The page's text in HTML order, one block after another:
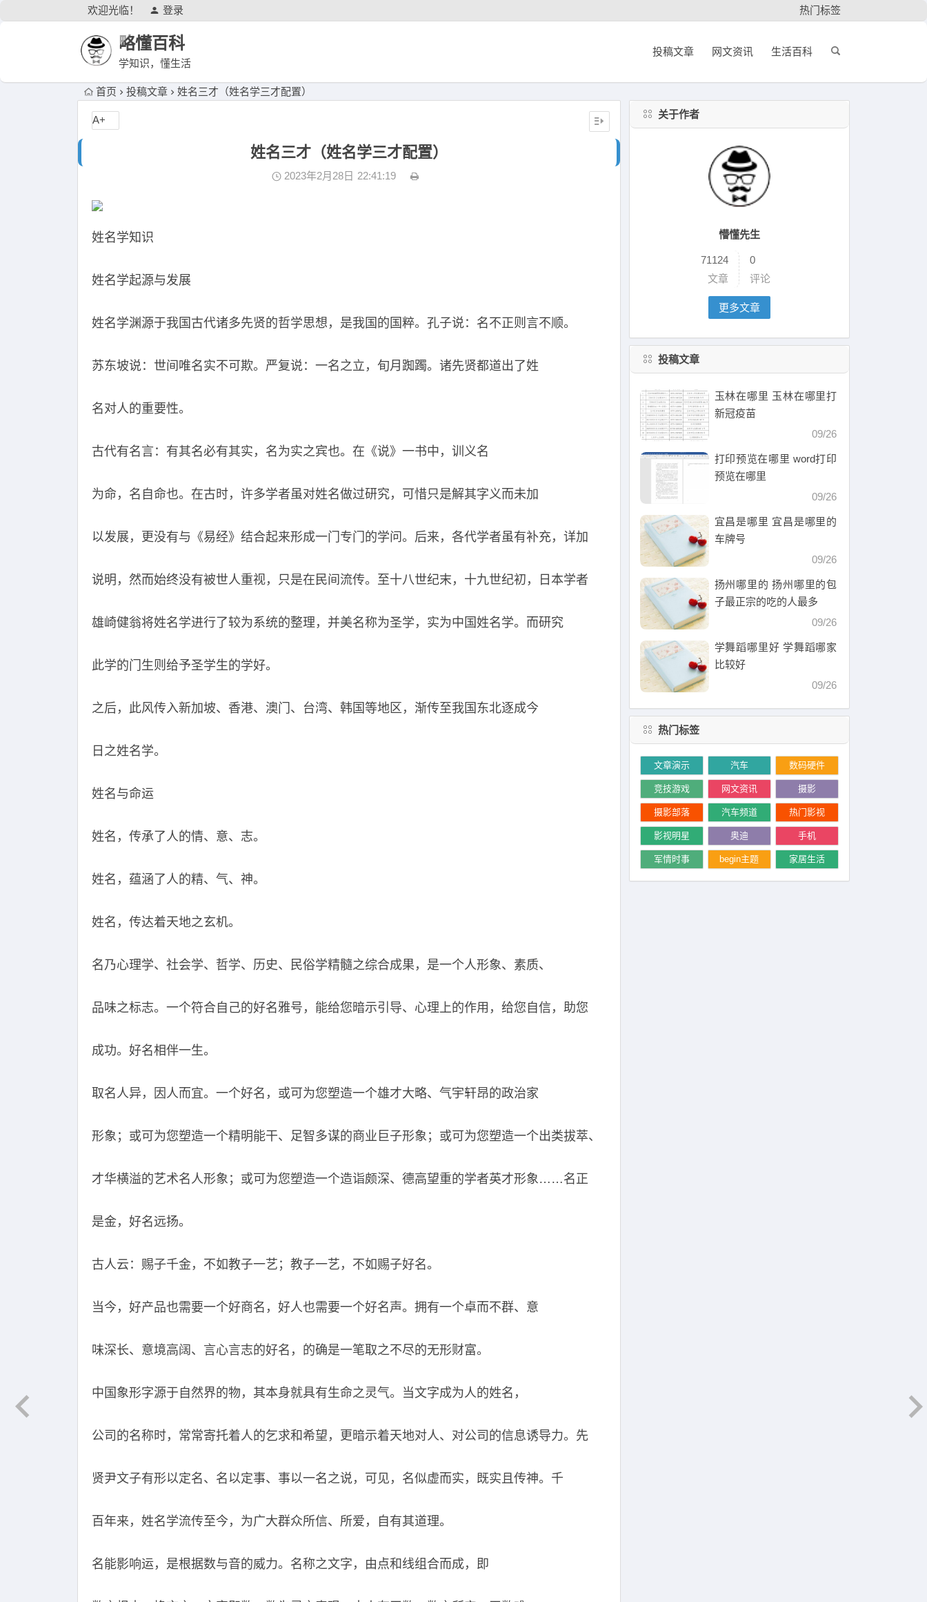
欢迎光临！ 登录 热门标签
略懂百科
学知识，懂生活
投稿文章 网文资讯 生活百科
首页 投稿文章 姓名三才（姓名学三才配置）
姓名三才（姓名学三才配置）
2023年2月28日 22:41:19
姓名学知识
姓名学起源与发展
姓名学渊源于我国古代诸多先贤的哲学思想，是我国的国粹。孔子说：名不正则言不顺。
苏东坡说：世间唯名实不可欺。严复说：一名之立，旬月踟躅。诸先贤都道出了姓
名对人的重要性。
古代有名言：有其名必有其实，名为实之宾也。在《说》一书中，训义名
为命，名自命也。在古时，许多学者虽对姓名做过研究，可惜只是解其字义而未加
以发展，更没有与《易经》结合起来形成一门专门的学问。后来，各代学者虽有补充，详加
说明，然而始终没有被世人重视，只是在民间流传。至十八世纪末，十九世纪初，日本学者
雄崎健翁将姓名学进行了较为系统的整理，并美名称为圣学，实为中国姓名学。而研究
此学的门生则给予圣学生的学好。
之后，此风传入新加坡、香港、澳门、台湾、韩国等地区，渐传至我国东北逐成今
日之姓名学。
姓名与命运
姓名，传承了人的情、意、志。
姓名，蕴涵了人的精、气、神。
姓名，传达着天地之玄机。
名乃心理学、社会学、哲学、历史、民俗学精髓之综合成果，是一个人形象、素质、
品味之标志。一个符合自己的好名雅号，能给您暗示引导、心理上的作用，给您自信，助您
成功。好名相伴一生。
取名人异，因人而宜。一个好名，或可为您塑造一个雄才大略、气宇轩昂的政治家
形象；或可为您塑造一个精明能干、足智多谋的商业巨子形象；或可为您塑造一个出类拔萃、
才华横溢的艺术名人形象；或可为您塑造一个造诣颇深、德高望重的学者英才形象……名正
是金，好名远扬。
古人云：赐子千金，不如教子一艺；教子一艺，不如赐子好名。
当今，好产品也需要一个好商名，好人也需要一个好名声。拥有一个卓而不群、意
味深长、意境高阔、言心言志的好名，的确是一笔取之不尽的无形财富。
中国象形字源于自然界的物，其本身就具有生命之灵气。当文字成为人的姓名，
公司的名称时，常常寄托着人的乞求和希望，更暗示着天地对人、对公司的信息诱导力。先
贤尹文子有形以定名、名以定事、事以一名之说，可见，名似虚而实，既实且传神。千
百年来，姓名学流传至今，为广大群众所信、所爱，自有其道理。
名能影响运，是根据数与音的威力。名称之文字，由点和线组合而成，即
A+ 关于作者
懵懂先生
71124
文章
0
评论
更多文章
投稿文章
玉林在哪里 玉林在哪里打
新冠疫苗
09/26
打印预览在哪里 word打印
预览在哪里
09/26
宜昌是哪里 宜昌是哪里的
车牌号
09/26
扬州哪里的 扬州哪里的包
子最正宗的吃的人最多
09/26
学舞蹈哪里好 学舞蹈哪家
比较好
09/26
热门标签
文章演示 汽车 数码硬件
竞技游戏 网文资讯 摄影
摄影部落 汽车频道 热门影视
影视明星 奥迪 手机
军情时事 begin主题 家居生活